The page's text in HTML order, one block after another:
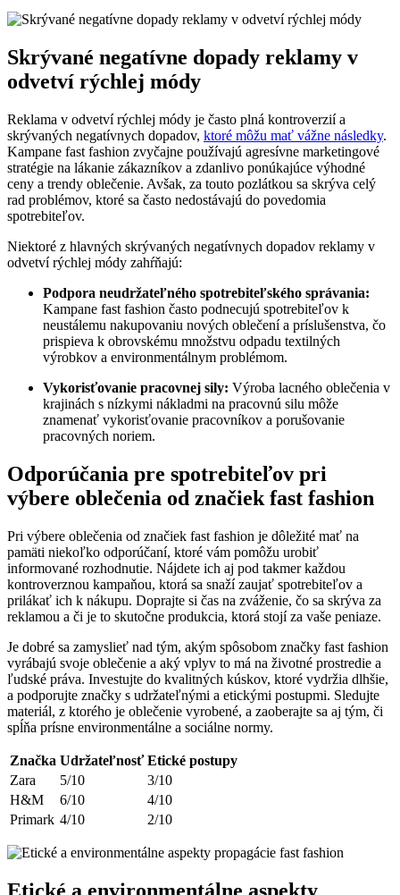
Skrývané negatívne dopady reklamy v
odvetví rýchlej módy
Reklama v odvetví rýchlej módy je často plná kontroverzií a
skrývaných negatívnych dopadov, ktoré môžu mať vážne následky.
Kampane fast fashion zvyčajne používajú agresívne marketingové
stratégie na lákanie zákazníkov a zdanlivo ponúkajúce výhodné
ceny a trendy oblečenie. Avšak, za touto pozlátkou sa skrýva celý
rad problémov, ktoré sa často nedostávajú do povedomia
spotrebiteľov.
Niektoré z hlavných skrývaných negatívnych dopadov reklamy v
odvetví rýchlej módy zahŕňajú:
Podpora neudržateľného spotrebiteľského správania:
Kampane fast fashion často podnecujú spotrebiteľov k
neustálemu nakupovaniu nových oblečení a príslušenstva, čo
prispieva k obrovskému množstvu odpadu textilných
výrobkov a environmentálnym problémom.
Vykorisťovanie pracovnej sily: Výroba lacného oblečenia v
krajinách s nízkymi nákladmi na pracovnú silu môže
znamenať vykorisťovanie pracovníkov a porušovanie
pracovných noriem.
Odporúčania pre spotrebiteľov pri
výbere oblečenia od značiek fast fashion
Pri výbere oblečenia od značiek fast fashion je dôležité mať na
pamäti niekoľko odporúčaní, ktoré vám pomôžu urobiť
informované rozhodnutie. Nájdete ich aj pod takmer každou
kontroverznou kampaňou, ktorá sa snaží zaujať spotrebiteľov a
prilákať ich k nákupu. Doprajte si čas na zváženie, čo sa skrýva za
reklamou a či je to skutočne produkcia, ktorá stojí za vaše peniaze.
Je dobré sa zamyslieť nad tým, akým spôsobom značky fast fashion
vyrábajú svoje oblečenie a aký vplyv to má na životné prostredie a
ľudské práva. Investujte do kvalitných kúskov, ktoré vydržia dlhšie,
a podporujte značky s udržateľnými a etickými postupmi. Sledujte
materiál, z ktorého je oblečenie vyrobené, a zaoberajte sa aj tým, či
spĺňa prísne environmentálne a sociálne normy.
Značka Udržateľnosť Etické postupy
Zara
5/10
3/10
H&M
6/10
4/10
Primark 4/10 2/10
Etické a environmentálne aspekty